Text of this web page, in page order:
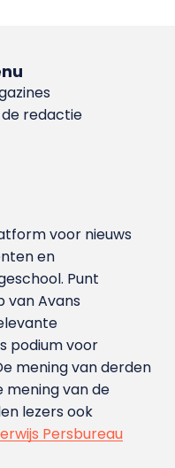
de redactie
voor nieuws
en
Punt
van Avans
podium voor
mening van derden
mening van de
lezers ook
Persbureau